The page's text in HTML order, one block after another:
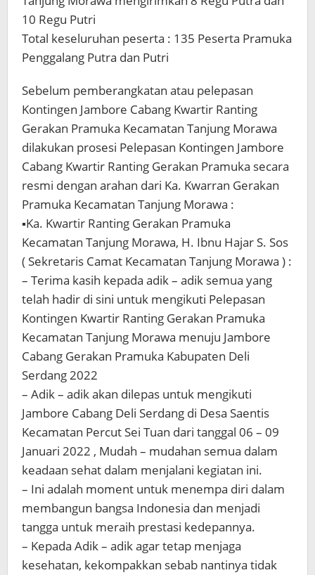
10 Regu Putri
Total keseluruhan peserta : 135 Peserta Pramuka
Penggalang Putra dan Putri
Sebelum pemberangkatan atau pelepasan
Kontingen Jambore Cabang Kwartir Ranting
Gerakan Pramuka Kecamatan Tanjung Morawa
dilakukan prosesi Pelepasan Kontingen Jambore
Cabang Kwartir Ranting Gerakan Pramuka secara
resmi dengan arahan dari Ka. Kwarran Gerakan
Pramuka Kecamatan Tanjung Morawa :
▪︎Ka. Kwartir Ranting Gerakan Pramuka
Kecamatan Tanjung Morawa, H. Ibnu Hajar S. Sos
( Sekretaris Camat Kecamatan Tanjung Morawa ) :
– Terima kasih kepada adik – adik semua yang
telah hadir di sini untuk mengikuti Pelepasan
Kontingen Kwartir Ranting Gerakan Pramuka
Kecamatan Tanjung Morawa menuju Jambore
Cabang Gerakan Pramuka Kabupaten Deli
Serdang 2022
– Adik – adik akan dilepas untuk mengikuti
Jambore Cabang Deli Serdang di Desa Saentis
Kecamatan Percut Sei Tuan dari tanggal 06 – 09
Januari 2022 , Mudah – mudahan semua dalam
keadaan sehat dalam menjalani kegiatan ini.
– Ini adalah moment untuk menempa diri dalam
membangun bangsa Indonesia dan menjadi
tangga untuk meraih prestasi kedepannya.
– Kepada Adik – adik agar tetap menjaga
kesehatan, kekompakkan sebab nantinya tidak